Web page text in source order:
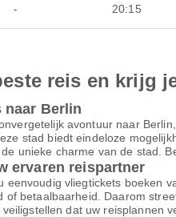
- 20:15
reis en krijg
naar Berlin
avontuur naar
stad biedt eindeloze
unieke charme van de stad.
ervaren reispartner
eenvoudig vliegtickets boeken
of betaalbaarheid. Daarom
dat uw reisplannen